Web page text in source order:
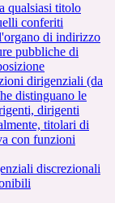
qualsiasi titolo
conferiti
di indirizzo
pubbliche di
dirigenziali (da
distinguano le
dirigenti
titolari di
con funzioni
discrezionali